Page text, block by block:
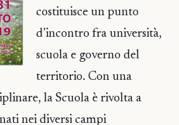
costituisce un punto
d’incontro fra università,
scuola e governo del
territorio. Con una
la Scuola è rivolta a
nei diversi campi